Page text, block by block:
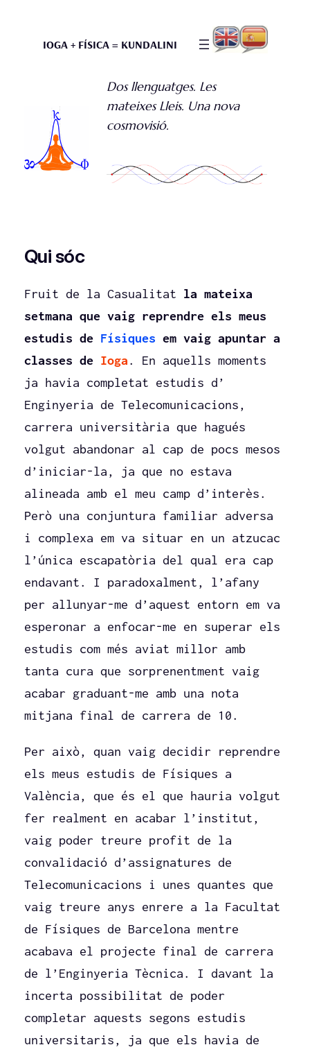
IOGA + FÍSICA = KUNDALINI
Dos llenguatges. Les
mateixes Lleis. Una nova
cosmovisió.
Qui sóc
Fruit de la Casualitat la mateixa
setmana que vaig reprendre els meus
estudis de Físiques em vaig apuntar a
classes de Ioga. En aquells moments
ja havia completat estudis d’
Enginyeria de Telecomunicacions,
carrera universitària que hagués
volgut abandonar al cap de pocs mesos
d’iniciar-la, ja que no estava
alineada amb el meu camp d’interès.
Però una conjuntura familiar adversa
i complexa em va situar en un atzucac
l’única escapatòria del qual era cap
endavant. I paradoxalment, l’afany
per allunyar-me d’aquest entorn em va
esperonar a enfocar-me en superar els
estudis com més aviat millor amb
tanta cura que sorprenentment vaig
acabar graduant-me amb una nota
mitjana final de carrera de 10.
Per això, quan vaig decidir reprendre
els meus estudis de Físiques a
València, que és el que hauria volgut
fer realment en acabar l’institut,
vaig poder treure profit de la
convalidació d’assignatures de
Telecomunicacions i unes quantes que
vaig treure anys enrere a la Facultat
de Físiques de Barcelona mentre
acabava el projecte final de carrera
de l’Enginyeria Tècnica. I davant la
incerta possibilitat de poder
completar aquests segons estudis
universitaris, ja que els havia de